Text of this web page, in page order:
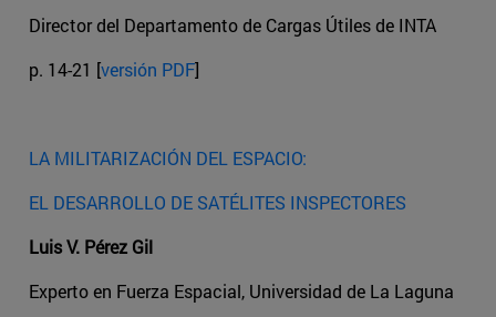
Director del Departamento de Cargas Útiles de INTA
p. 14-21 [versión PDF]
LA MILITARIZACIÓN DEL ESPACIO:
EL DESARROLLO DE SATÉLITES INSPECTORES
Luis V. Pérez Gil
Experto en Fuerza Espacial, Universidad de La Laguna